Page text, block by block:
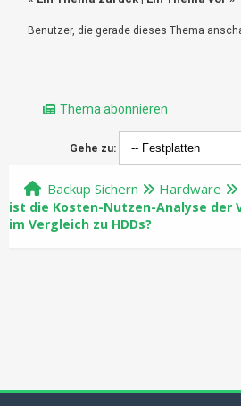
Benutzer, die gerade dieses Thema
Thema abonnieren
Gehe zu:
Backup Sichern Hardware
ist die Kosten-Nutzen-Analyse der
im Vergleich zu HDDs?